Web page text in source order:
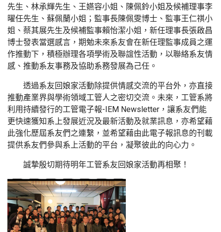
先生、林承輝先生、王嬿容小姐、陳佩鈴小姐及候補理事李
曜任先生、蘇佩蘭小姐；監事長陳佩雯博士、監事王仁祺小
姐、蔡其展先生及候補監事賴怡潔小姐，新任理事長張啟昌
博士發表當選感言，期勉未來系友會在新任理監事成員之運
作推動下，積極辦理各項學術及聯誼性活動，以聯絡系友情
感、推動系友事務及協助系務發展為己任。
透過系友回娘家活動除提供情感交流的平台外，亦直接
推動產業界與學術領域工管人之密切交流。未來，工管系將
利用持續發行的工管電子報-IEM Newsletter，讓系友們能
更快速獲知系上發展近況及最新活動及就業訊息，亦希望藉
此強化歷屆系友們之連繫，並希望藉由此電子報訊息的刊載
提供系友們參與系上活動的平台，凝聚彼此的向心力。
誠摯殷切期待明年工管系友回娘家活動再相聚！